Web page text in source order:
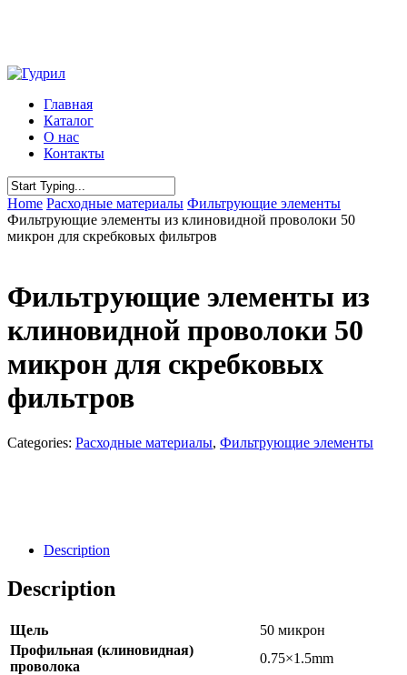
content
Menu
Главная
Каталог
О нас
Контакты
Close
Search
Home Расходные материалы Фильтрующие элементы
Фильтрующие элементы из клиновидной проволоки 50
микрон для скребковых фильтров
Фильтрующие элементы из
клиновидной проволоки 50
микрон для скребковых
фильтров
Categories: Расходные материалы, Фильтрующие элементы
Description
Description
Щель
50 микрон
Профильная (клиновидная)
проволока
0.75×1.5mm